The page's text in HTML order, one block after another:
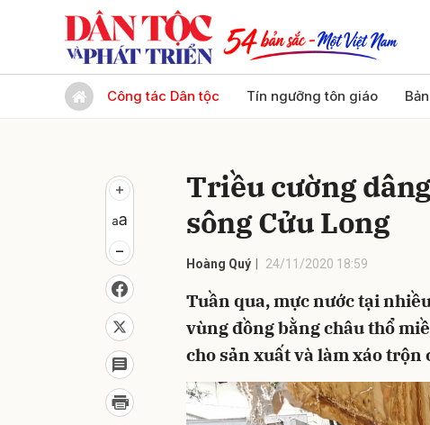
Công tác Dân tộc Tín ngưỡng tôn giáo
Triều cường
sông Cửu Long
Hoàng Quý 24/11/2020 18:59
Tuần qua, mực nước tại
vùng đồng bằng châu thổ
cho sản xuất và làm xáo trộn
Gửi